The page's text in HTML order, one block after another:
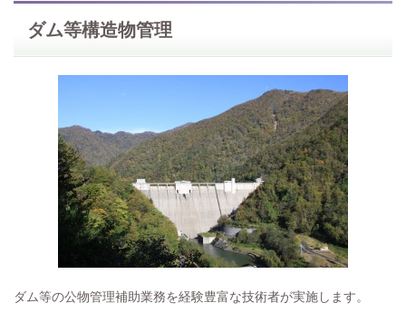
ダム等構造物管理
ダム等の公物管理補助業務を経験豊富な技術者が実施します。